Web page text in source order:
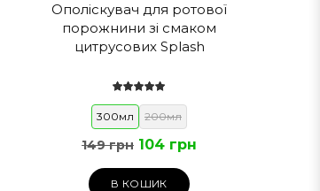
Ополіскувач для ротової
порожнини зі смаком
цитрусових Splash
300мл 200мл
149 грн 104 грн
В КОШИК